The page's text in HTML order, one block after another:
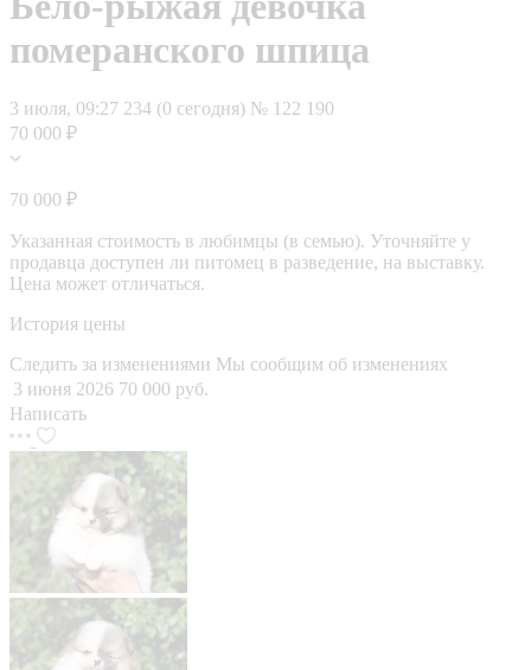
померанского шпица
3 июля, 09:27 234 (0 сегодня) № 122 190
70 000 ₽
70 000 ₽
Указанная стоимость в любимцы (в семью). Уточняйте у
продавца доступен ли питомец в разведение, на выставку.
Цена может отличаться.
История цены
Следить за изменениями Мы сообщим об изменениях
3 июня 2026 70 000 руб.
Написать